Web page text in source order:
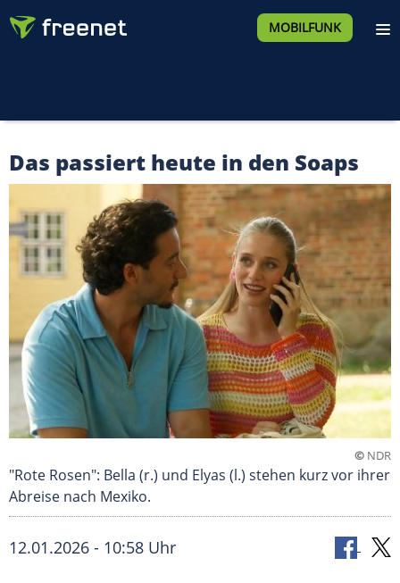
MOBILFUNK
Das passiert heute in den Soaps
© NDR
"Rote Rosen": Bella (r.) und Elyas (l.) stehen kurz vor ihrer
Abreise nach Mexiko.
12.01.2026 - 10:58 Uhr